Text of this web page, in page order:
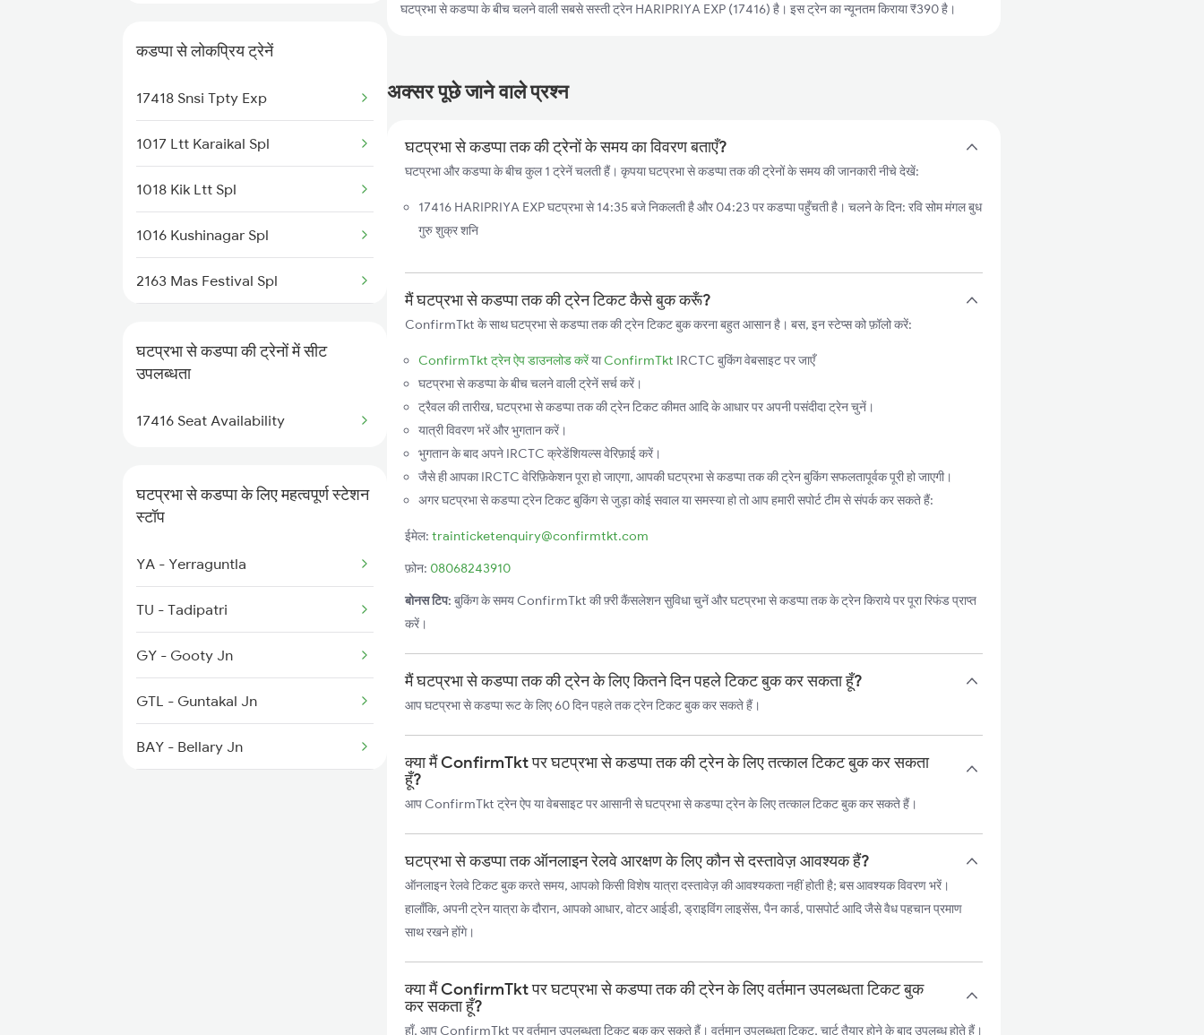
Kadapa to Kolhapur Trains
कडप्पा से लोकप्रिय ट्रेनें
17418 Snsi Tpty Exp
1017 Ltt Karaikal Spl
1018 Kik Ltt Spl
1016 Kushinagar Spl
2163 Mas Festival Spl
2777 Kcg Maq Spl
2778 Maq Kcg Festspl
2782 Nzm Tpty Spl
2793 Tpty Nzb Spl
2794 Rayalaseema Spl
2797 Kcg Cto Spl
2798 Cto Kcg Spl
6351 Ncj Festival Spl
घटप्रभा से कडप्पा की ट्रेनों में सीट
उपलब्धता
17416 Seat Availability
घटप्रभा से कडप्पा के लिए महत्वपूर्ण स्टेशन
स्टॉप
YA - Yerraguntla
TU - Tadipatri
GY - Gooty Jn
GTL - Guntakal Jn
BAY - Bellary Jn
घटप्रभा से कडप्पा के बीच चलने वाली सबसे सस्ती ट्रेन HARIPRIYA EXP (17416) है। इस ट्रेन का न्यूनतम किराया ₹390 है।
अक्सर पूछे जाने वाले प्रश्न
घटप्रभा से कडप्पा तक की ट्रेनों के समय का विवरण बताएँ?
घटप्रभा और कडप्पा के बीच कुल 1 ट्रेनें चलती हैं। कृपया घटप्रभा से कडप्पा तक की ट्रेनों के समय की जानकारी नीचे देखें:
17416 HARIPRIYA EXP घटप्रभा से 14:35 बजे निकलती है और 04:23 पर कडप्पा पहुँचती है। चलने के दिन: रवि सोम मंगल बुध
गुरु शुक्र शनि
मैं घटप्रभा से कडप्पा तक की ट्रेन टिकट कैसे बुक करूँ?
ConfirmTkt के साथ घटप्रभा से कडप्पा तक की ट्रेन टिकट बुक करना बहुत आसान है। बस, इन स्टेप्स को फ़ॉलो करें:
ConfirmTkt ट्रेन ऐप डाउनलोड करेंयाConfirmTkt IRCTC बुकिंग वेबसाइट पर जाएँ
घटप्रभा से कडप्पा के बीच चलने वाली ट्रेनें सर्च करें।
ट्रैवल की तारीख, घटप्रभा से कडप्पा तक की ट्रेन टिकट कीमत आदि के आधार पर अपनी पसंदीदा ट्रेन चुनें।
यात्री विवरण भरें और भुगतान करें।
भुगतान के बाद अपने IRCTC क्रेडेंशियल्स वेरिफ़ाई करें।
जैसे ही आपका IRCTC वेरिफ़िकेशन पूरा हो जाएगा, आपकी घटप्रभा से कडप्पा तक की ट्रेन बुकिंग सफलतापूर्वक पूरी हो जाएगी।
अगर घटप्रभा से कडप्पा ट्रेन टिकट बुकिंग से जुड़ा कोई सवाल या समस्या हो तो आप हमारी सपोर्ट टीम से संपर्क कर सकते हैं:
ईमेल: trainticketenquiry@confirmtkt.com
फ़ोन: 08068243910
बोनस टिप: बुकिंग के समय ConfirmTkt की फ़्री कैंसलेशन सुविधा चुनें और घटप्रभा से कडप्पा तक के ट्रेन किराये पर पूरा रिफंड प्राप्त
करें।
मैं घटप्रभा से कडप्पा तक की ट्रेन के लिए कितने दिन पहले टिकट बुक कर सकता हूँ?
आप घटप्रभा से कडप्पा रूट के लिए 60 दिन पहले तक ट्रेन टिकट बुक कर सकते हैं।
क्या मैं ConfirmTkt पर घटप्रभा से कडप्पा तक की ट्रेन के लिए तत्काल टिकट बुक कर सकता
हूँ?
आप ConfirmTkt ट्रेन ऐप या वेबसाइट पर आसानी से घटप्रभा से कडप्पा ट्रेन के लिए तत्काल टिकट बुक कर सकते हैं।
घटप्रभा से कडप्पा तक ऑनलाइन रेलवे आरक्षण के लिए कौन से दस्तावेज़ आवश्यक हैं?
ऑनलाइन रेलवे टिकट बुक करते समय, आपको किसी विशेष यात्रा दस्तावेज़ की आवश्यकता नहीं होती है; बस आवश्यक विवरण भरें।
हालाँकि, अपनी ट्रेन यात्रा के दौरान, आपको आधार, वोटर आईडी, ड्राइविंग लाइसेंस, पैन कार्ड, पासपोर्ट आदि जैसे वैध पहचान प्रमाण
साथ रखने होंगे।
क्या मैं ConfirmTkt पर घटप्रभा से कडप्पा तक की ट्रेन के लिए वर्तमान उपलब्धता टिकट बुक
कर सकता हूँ?
हाँ, आप ConfirmTkt पर वर्तमान उपलब्धता टिकट बुक कर सकते हैं। वर्तमान उपलब्धता टिकट, चार्ट तैयार होने के बाद उपलब्ध होते हैं।